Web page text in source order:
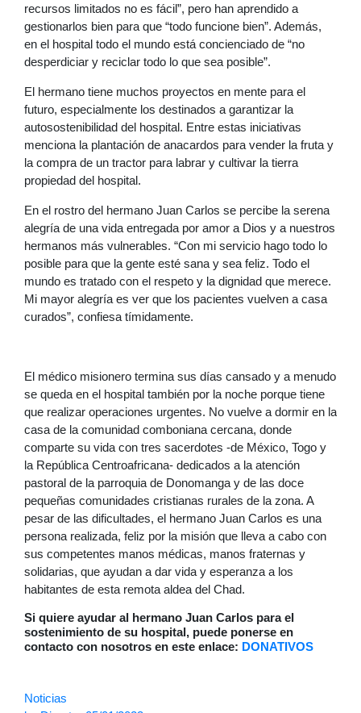
recursos limitados no es fácil”, pero han aprendido a
gestionarlos bien para que “todo funcione bien”. Además,
en el hospital todo el mundo está concienciado de “no
desperdiciar y reciclar todo lo que sea posible”.
El hermano tiene muchos proyectos en mente para el
futuro, especialmente los destinados a garantizar la
autosostenibilidad del hospital. Entre estas iniciativas
menciona la plantación de anacardos para vender la fruta y
la compra de un tractor para labrar y cultivar la tierra
propiedad del hospital.
En el rostro del hermano Juan Carlos se percibe la serena
alegría de una vida entregada por amor a Dios y a nuestros
hermanos más vulnerables. “Con mi servicio hago todo lo
posible para que la gente esté sana y sea feliz. Todo el
mundo es tratado con el respeto y la dignidad que merece.
Mi mayor alegría es ver que los pacientes vuelven a casa
curados”, confiesa tímidamente.
El médico misionero termina sus días cansado y a menudo
se queda en el hospital también por la noche porque tiene
que realizar operaciones urgentes. No vuelve a dormir en la
casa de la comunidad comboniana cercana, donde
comparte su vida con tres sacerdotes -de México, Togo y
la República Centroafricana- dedicados a la atención
pastoral de la parroquia de Donomanga y de las doce
pequeñas comunidades cristianas rurales de la zona. A
pesar de las dificultades, el hermano Juan Carlos es una
persona realizada, feliz por la misión que lleva a cabo con
sus competentes manos médicas, manos fraternas y
solidarias, que ayudan a dar vida y esperanza a los
habitantes de esta remota aldea del Chad.
Si quiere ayudar al hermano Juan Carlos para el
sostenimiento de su hospital, puede ponerse en
contacto con nosotros en este enlace: DONATIVOS
Noticias